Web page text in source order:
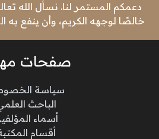
دعمكم المستمر لنا. نسأل الله
خالصًا لوجهه الكريم، وأن ينفع
صفحات
سياسة
الباحث
أسماء
أقسام